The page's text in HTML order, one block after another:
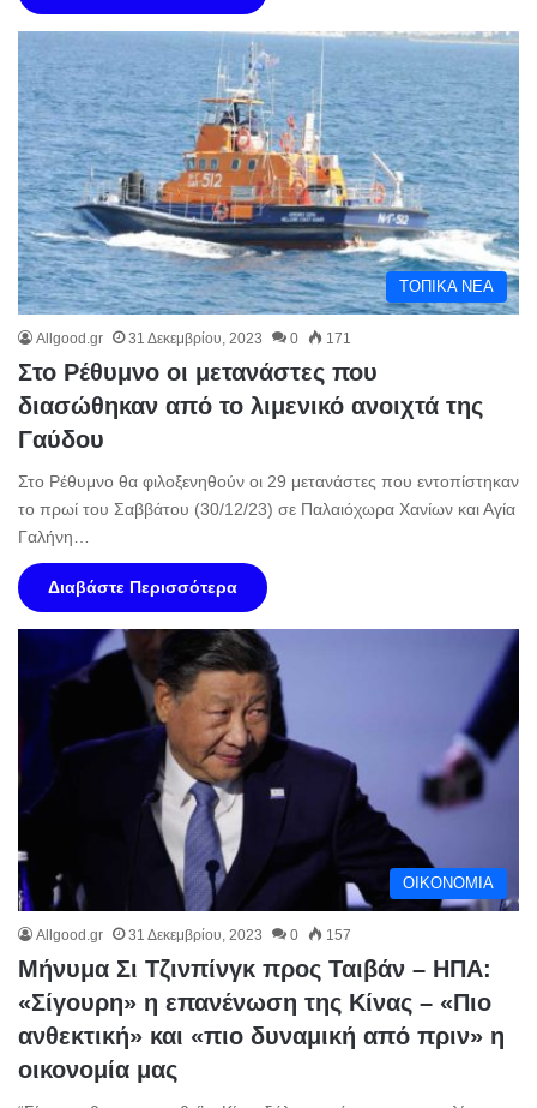
ΤΟΠΙΚΑ ΝΕΑ
Allgood.gr 31 Δεκεμβρίου, 2023 0 171
Στο Ρέθυμνο οι μετανάστες που
διασώθηκαν από το λιμενικό ανοιχτά της
Γαύδου
Στο Ρέθυμνο θα φιλοξενηθούν οι 29 μετανάστες που εντοπίστηκαν
το πρωί του Σαββάτου (30/12/23) σε Παλαιόχωρα Χανίων και Αγία
Γαλήνη…
Διαβάστε Περισσότερα
ΟΙΚΟΝΟΜΙΑ
Allgood.gr 31 Δεκεμβρίου, 2023 0 157
Μήνυμα Σι Τζινπίνγκ προς Ταιβάν – ΗΠΑ:
«Σίγουρη» η επανένωση της Κίνας – «Πιο
ανθεκτική» και «πιο δυναμική από πριν» η
οικονομία μας